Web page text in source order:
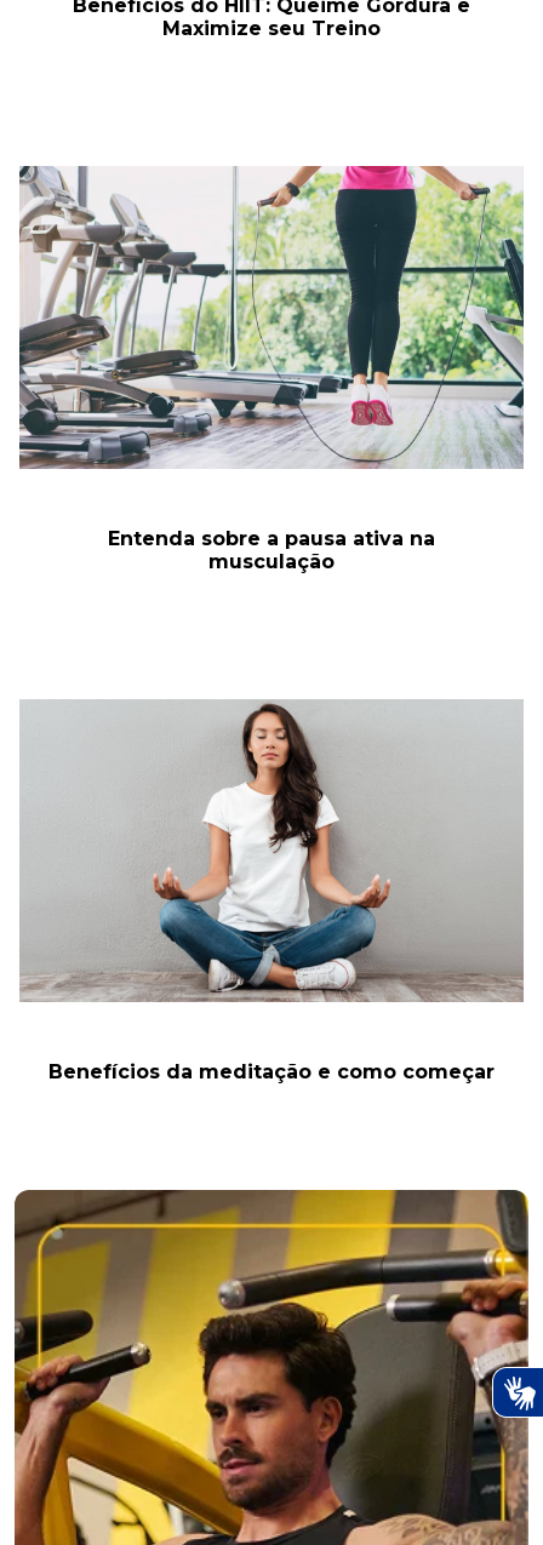
Benefícios do HIIT: Queime Gordura e
Maximize seu Treino
Entenda sobre a pausa ativa na
musculação
Benefícios da meditação e como começar